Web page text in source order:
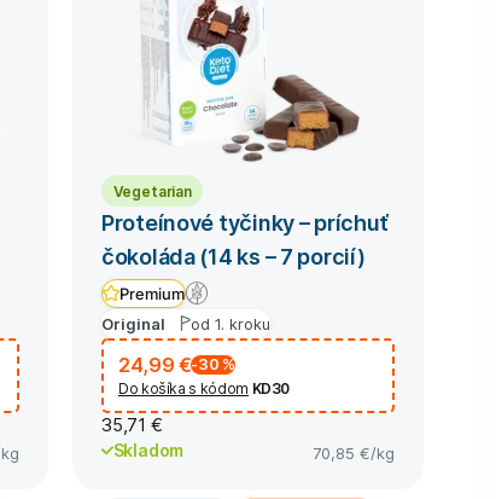
Vegetarian
Proteínové tyčinky – príchuť
čokoláda (14 ks – 7 porcií)
Premium
Original od 1. kroku
24,99 €-30 %
Do košíka s kódom KD30
35,71 €
Skladom 70,85 €/kg